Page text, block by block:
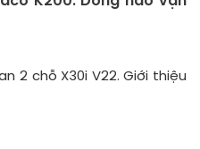
2 chỗ X30i V22. Giới thiệu